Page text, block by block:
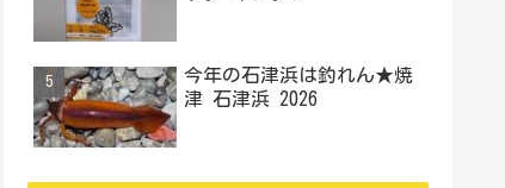
今年の石津浜は釣れん★焼
津 石津浜 2026